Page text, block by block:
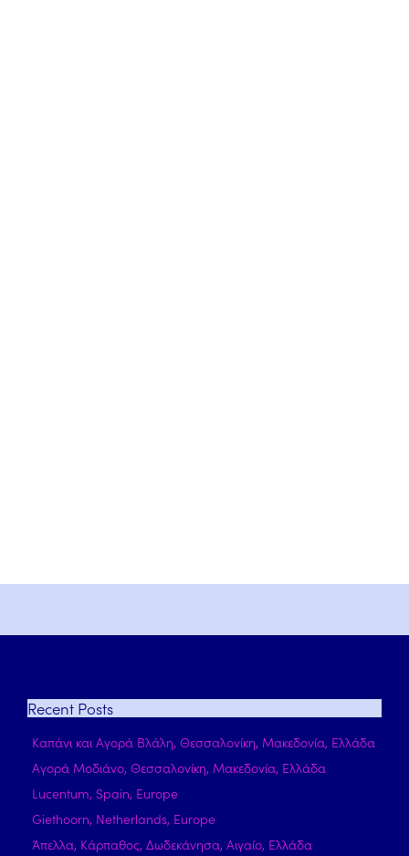
Recent Posts
Καπάνι και Αγορά Βλάλη, Θεσσαλονίκη, Μακεδονία, Ελλάδα
Αγορά Μοδιάνο, Θεσσαλονίκη, Μακεδονία, Ελλάδα
Lucentum, Spain, Europe
Giethoorn, Netherlands, Europe
Άπελλα, Κάρπαθος, Δωδεκάνησα, Αιγαίο, Ελλάδα